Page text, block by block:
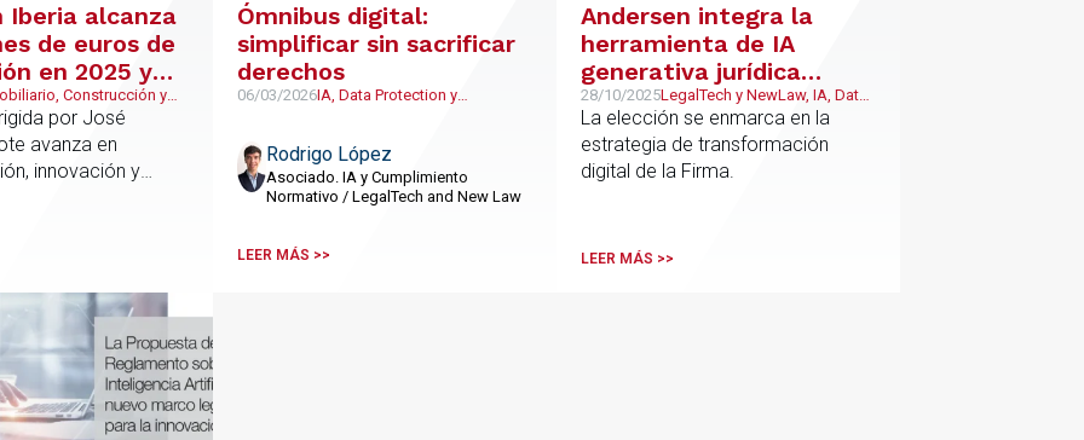
Iberia alcanza
de euros de
en 2025 y
los 110
la
de PRA
Construcción y
Urbanismo,
y Regulatorio,
Intelectual e
Reestructuraciones
normativo,
LegalTech y NewLaw,
Estate, Procesal y
Corporate and M&A
por José
avanza en
innovación y
cross selling del
España y Portugal
Ómnibus digital:
simplificar sin sacrificar
derechos
06/03/2026IA, Data Protection y
Rodrigo López
Asociado. IA y Cumplimiento
Normativo / LegalTech and New Law
LEER MÁS >>
Andersen integra la
herramienta de IA
generativa jurídica
Legora
28/10/2025LegalTech y NewLaw, IA, Data
Protection y cumplimiento
normativo
La elección se enmarca en la
estrategia de transformación
digital de la Firma.
LEER MÁS >>